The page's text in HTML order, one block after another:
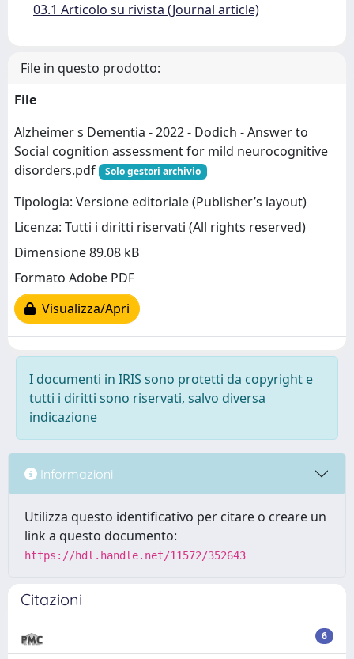
03.1 Articolo su rivista (Journal article)
File in questo prodotto:
File
Alzheimer s Dementia - 2022 - Dodich - Answer to
Social cognition assessment for mild neurocognitive
disorders.pdf
Solo gestori archivio
Tipologia: Versione editoriale (Publisher’s layout)
Licenza: Tutti i diritti riservati (All rights reserved)
Dimensione 89.08 kB
Formato Adobe PDF
Visualizza/Apri
I documenti in IRIS sono protetti da copyright e
tutti i diritti sono riservati, salvo diversa
indicazione
Informazioni
Utilizza questo identificativo per citare o creare un
link a questo documento:
https://hdl.handle.net/11572/352643
Citazioni
6